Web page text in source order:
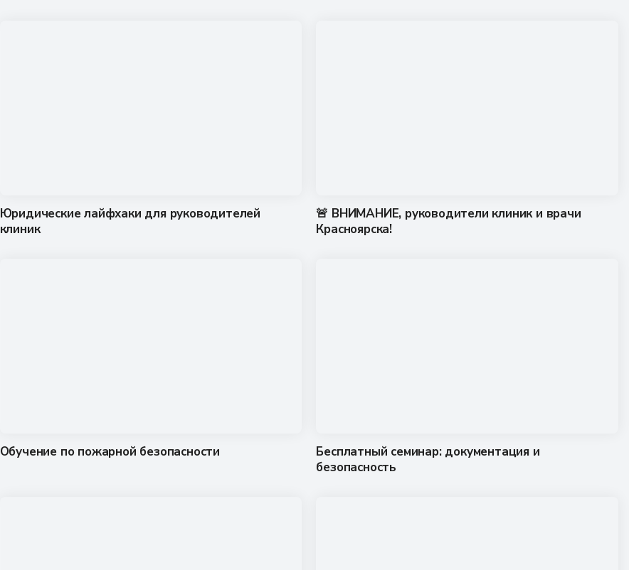
Юридические лайфхаки для руководителей
клиник
🚨 ВНИМАНИЕ, руководители клиник и врачи
Красноярска!
Обучение по пожарной безопасности
Бесплатный семинар: документация и
безопасность